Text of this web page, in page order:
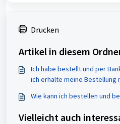
Drucken
Artikel in diesem
Ich habe bestellt und per
ich erhalte meine Bestellung
Wie kann ich bestellen und
Vielleicht auch